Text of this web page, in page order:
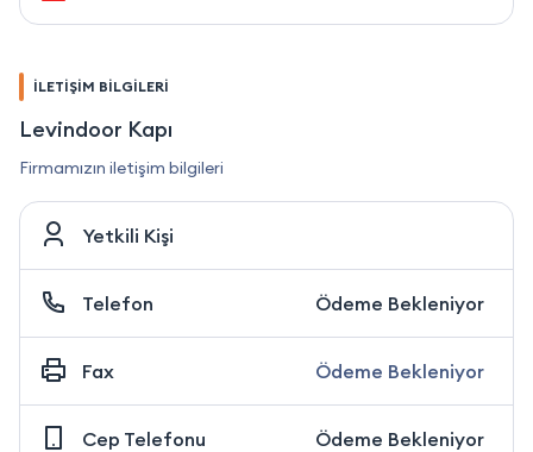
İLETİŞİM BİLGİLERİ
Levindoor Kapı
Firmamızın iletişim bilgileri
Yetkili Kişi
Telefon Ödeme Bekleniyor
Fax Ödeme Bekleniyor
Cep Telefonu Ödeme Bekleniyor